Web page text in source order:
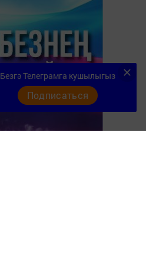
Безгә Телеграмга кушылыгыз
Подписаться